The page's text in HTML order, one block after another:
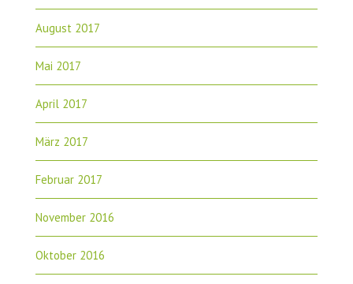
August 2017
Mai 2017
April 2017
März 2017
Februar 2017
November 2016
Oktober 2016